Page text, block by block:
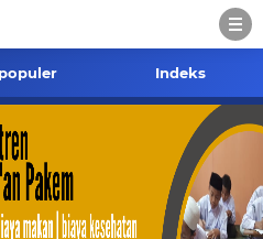
Indeks